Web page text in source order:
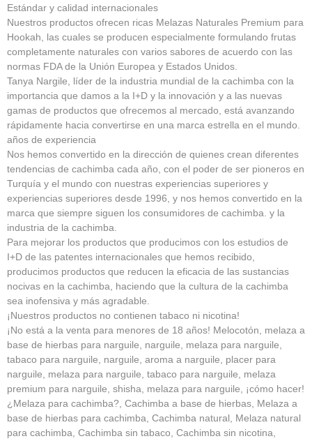
Estándar y calidad internacionales
Nuestros productos ofrecen ricas Melazas Naturales Premium para
Hookah, las cuales se producen especialmente formulando frutas
completamente naturales con varios sabores de acuerdo con las
normas FDA de la Unión Europea y Estados Unidos.
Tanya Nargile, líder de la industria mundial de la cachimba con la
importancia que damos a la I+D y la innovación y a las nuevas
gamas de productos que ofrecemos al mercado, está avanzando
rápidamente hacia convertirse en una marca estrella en el mundo.
años de experiencia
Nos hemos convertido en la dirección de quienes crean diferentes
tendencias de cachimba cada año, con el poder de ser pioneros en
Turquía y el mundo con nuestras experiencias superiores y
experiencias superiores desde 1996, y nos hemos convertido en la
marca que siempre siguen los consumidores de cachimba. y la
industria de la cachimba.
Para mejorar los productos que producimos con los estudios de
I+D de las patentes internacionales que hemos recibido,
producimos productos que reducen la eficacia de las sustancias
nocivas en la cachimba, haciendo que la cultura de la cachimba
sea inofensiva y más agradable.
¡Nuestros productos no contienen tabaco ni nicotina!
¡No está a la venta para menores de 18 años! Melocotón, melaza a
base de hierbas para narguile, narguile, melaza para narguile,
tabaco para narguile, narguile, aroma a narguile, placer para
narguile, melaza para narguile, tabaco para narguile, melaza
premium para narguile, shisha, melaza para narguile, ¡cómo hacer!
¿Melaza para cachimba?, Cachimba a base de hierbas, Melaza a
base de hierbas para cachimba, Cachimba natural, Melaza natural
para cachimba, Cachimba sin tabaco, Cachimba sin nicotina,